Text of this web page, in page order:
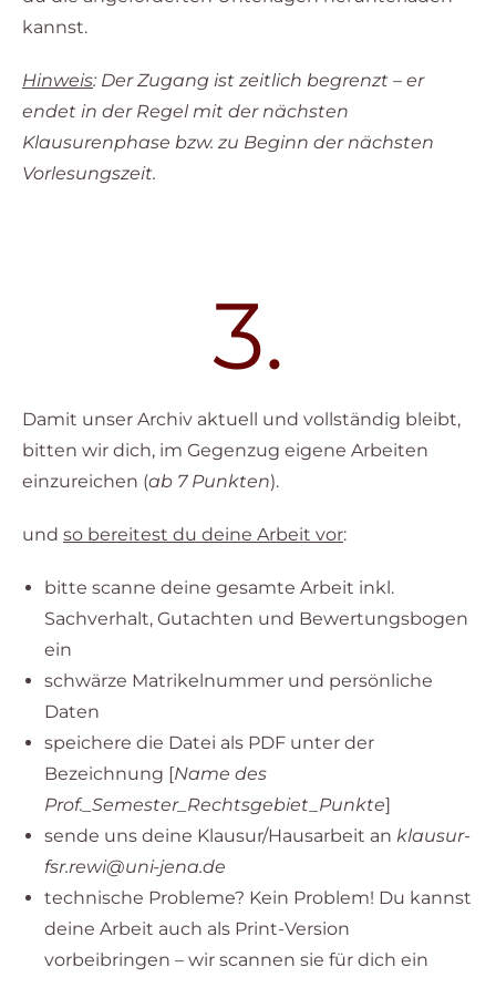
kannst.
Hinweis: Der Zugang ist zeitlich begrenzt – er
endet in der Regel mit der nächsten
Klausurenphase bzw. zu Beginn der nächsten
Vorlesungszeit.
3.
Damit unser Archiv aktuell und vollständig bleibt,
bitten wir dich, im Gegenzug eigene Arbeiten
einzureichen (ab 7 Punkten).
und so bereitest du deine Arbeit vor:
bitte scanne deine gesamte Arbeit inkl.
Sachverhalt, Gutachten und Bewertungsbogen
ein
schwärze Matrikelnummer und persönliche
Daten
speichere die Datei als PDF unter der
Bezeichnung [Name des
Prof._Semester_Rechtsgebiet_Punkte]
sende uns deine Klausur/Hausarbeit an klausur-
fsr.rewi@uni-jena.de
technische Probleme? Kein Problem! Du kannst
deine Arbeit auch als Print-Version
vorbeibringen – wir scannen sie für dich ein